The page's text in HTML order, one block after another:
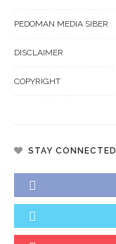
PEDOMAN MEDIA SIBER
DISCLAIMER
COPYRIGHT
STAY CONNECTED